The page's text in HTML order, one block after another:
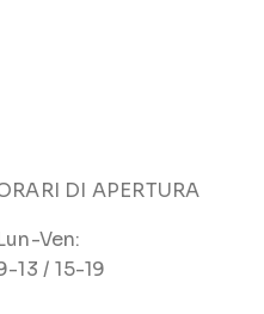
DI APERTURA
Ven:
13 / 15-19